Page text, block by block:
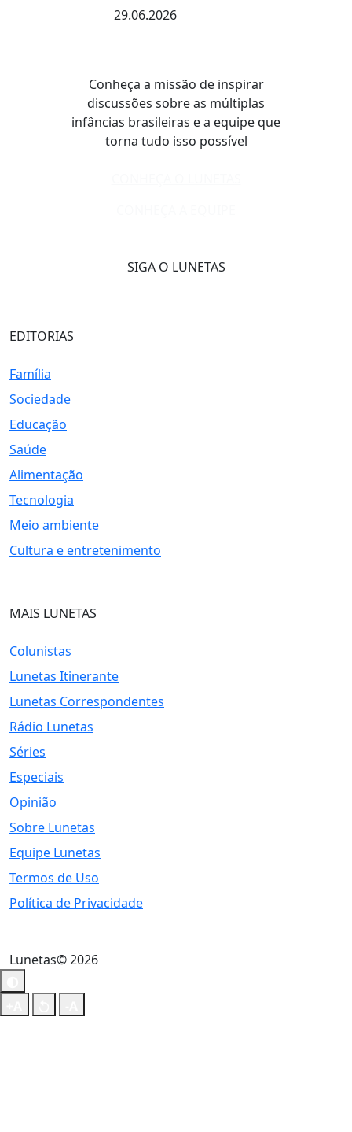
29.06.2026
Conheça a missão de inspirar
discussões sobre as múltiplas
infâncias brasileiras e a equipe que
torna tudo isso possível
SIGA O LUNETAS
EDITORIAS
Família
Sociedade
Educação
Saúde
Alimentação
Tecnologia
Meio ambiente
Cultura e entretenimento
MAIS LUNETAS
Colunistas
Lunetas Itinerante
Lunetas Correspondentes
Rádio Lunetas
Séries
Especiais
Opinião
Sobre Lunetas
Equipe Lunetas
Termos de Uso
Política de Privacidade
Lunetas© 2026